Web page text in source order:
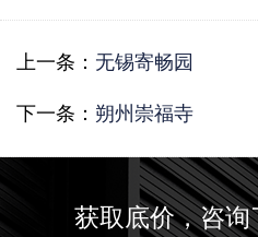
上一条： 无锡寄畅园
下一条： 朔州崇福寺
获取底价，咨